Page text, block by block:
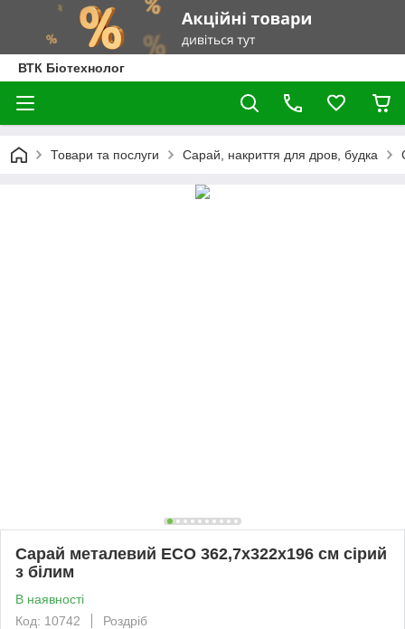
ВТК Біотехнолог
Товари та послуги Сарай, накриття для дров, будка
Сарай металевий ECO 362,7x322x196 см сірий
з білим
В наявності
Код: 10742
Роздріб